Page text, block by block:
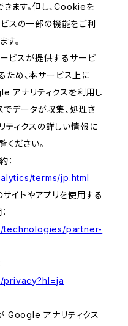
ます。但し、Cookieを
スの一部の機能をご利
す。
ービスが提供するサービ
ため、本サービス上に
ナリティクスを利用し
でデータが収集、処理さ
ィクスの詳しい情報に
ください。
：
terms/jp.html
イトやアプリを使用する
partner-
Google アナリティクス